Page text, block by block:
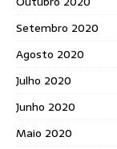
Setembro 2020
Agosto 2020
Julho 2020
Junho 2020
Maio 2020